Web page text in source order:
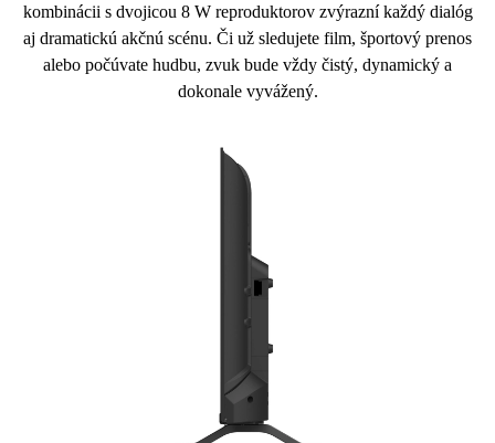
aj dramatickú akčnú scénu. Či už sledujete film, športový prenos
alebo počúvate hudbu, zvuk bude vždy čistý, dynamický a
dokonale vyvážený.